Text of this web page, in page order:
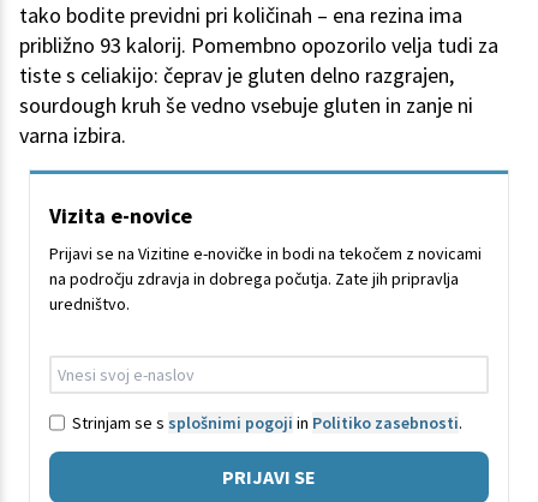
tako bodite previdni pri količinah – ena rezina ima
približno 93 kalorij. Pomembno opozorilo velja tudi za
tiste s celiakijo: čeprav je gluten delno razgrajen,
sourdough kruh še vedno vsebuje gluten in zanje ni
varna izbira.
Vizita e-novice
Prijavi se na Vizitine e-novičke in bodi na tekočem z novicami
na področju zdravja in dobrega počutja. Zate jih pripravlja
uredništvo.
Strinjam se s splošnimi pogoji in Politiko zasebnosti.
PRIJAVI SE